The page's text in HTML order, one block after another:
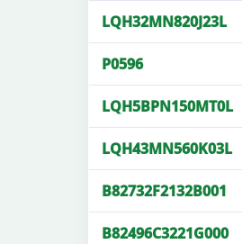
LQH32MN820J23L
P0596
LQH5BPN150MT0L
LQH43MN560K03L
B82732F2132B001
B82496C3221G000